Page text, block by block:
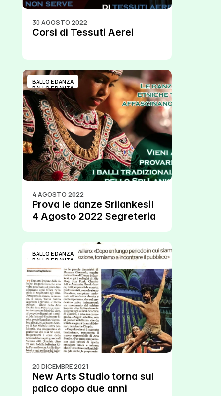
30 AGOSTO 2022
Corsi di Tessuti Aerei
BALLO E DANZA
BALLO E DANZA
4 AGOSTO 2022
Prova le danze Srilankesi!
4 Agosto 2022 Segreteria
BALLO E DANZA
BALLO E DANZA
20 DICEMBRE 2021
New Arts Studio torna sul
palco dopo due anni